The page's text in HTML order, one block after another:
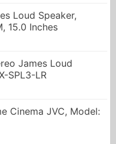
Loud Speaker,
15.0 Inches
James Loud
SPL3-LR
Cinema JVC, Model: